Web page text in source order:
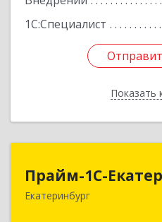
1С:Специалист
Показать
Прайм-1С-
Екатеринбург
Прайм-
620142,